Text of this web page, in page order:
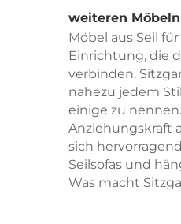
weiteren
Möbel aus Seil
Einrichtung, die
verbinden.
nahezu jedem
einige zu
Anziehungskraft
sich
Seilsofas und
Was macht